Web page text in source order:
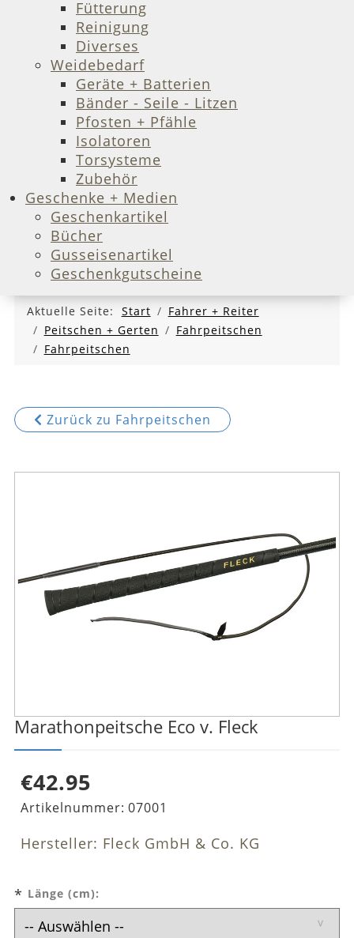
Fütterung
Reinigung
Diverses
Weidebedarf
Geräte + Batterien
Bänder - Seile - Litzen
Pfosten + Pfähle
Isolatoren
Torsysteme
Zubehör
Geschenke + Medien
Geschenkartikel
Bücher
Gusseisenartikel
Geschenkgutscheine
Aktuelle Seite: Start
Fahrer + Reiter
Peitschen + Gerten
Fahrpeitschen
Fahrpeitschen
Zurück zu Fahrpeitschen
Marathonpeitsche Eco v. Fleck
€42.95
Artikelnummer: 07001
Hersteller: Fleck GmbH & Co. KG
* Länge (cm):